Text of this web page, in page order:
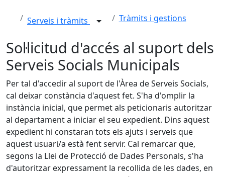
Serveis i tràmits Tràmits i gestions
Sol·licitud d'accés al suport dels
Serveis Socials Municipals
Per tal d'accedir al suport de l'Àrea de Serveis Socials,
cal deixar constància d'aquest fet. S'ha d'omplir la
instància inicial, que permet als peticionaris autoritzar
al departament a iniciar el seu expedient. Dins aquest
expedient hi constaran tots els ajuts i serveis que
aquest usuari/a està fent servir. Cal remarcar que,
segons la Llei de Protecció de Dades Personals, s'ha
d'autoritzar expressament la recollida de les dades, en